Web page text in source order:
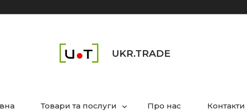
UKR.TRADE
Товари та послуги Про нас Контакти